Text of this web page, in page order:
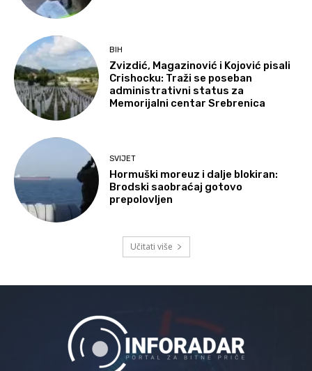
BIH
Zvizdić, Magazinović i Kojović pisali
Crishocku: Traži se poseban
administrativni status za
Memorijalni centar Srebrenica
SVIJET
Hormuški moreuz i dalje blokiran:
Brodski saobraćaj gotovo
prepolovljen
Učitati više